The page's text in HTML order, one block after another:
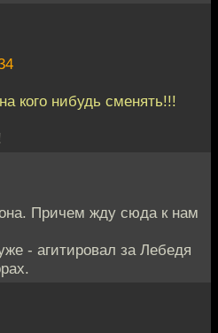
кого нибудь сменять!!!
Причем жду сюда к нам
- агитировал за Лебедя